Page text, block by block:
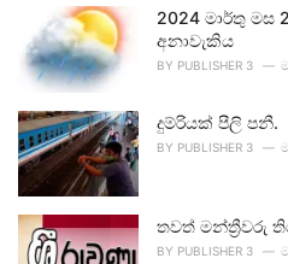
2024 මාර්තු මස
අනාවැකිය
BY PUBLISHER 3
දුම්රියක් පීලි පනී.
BY PUBLISHER 3
තවත් මන්ත්‍රීවරු
BY PUBLISHER 3